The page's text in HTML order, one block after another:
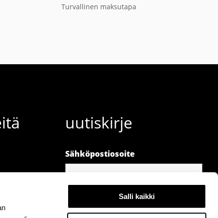
Salli kaikki
Turvallinen maksutapa
uutiskirje
Sähköpostiosoite